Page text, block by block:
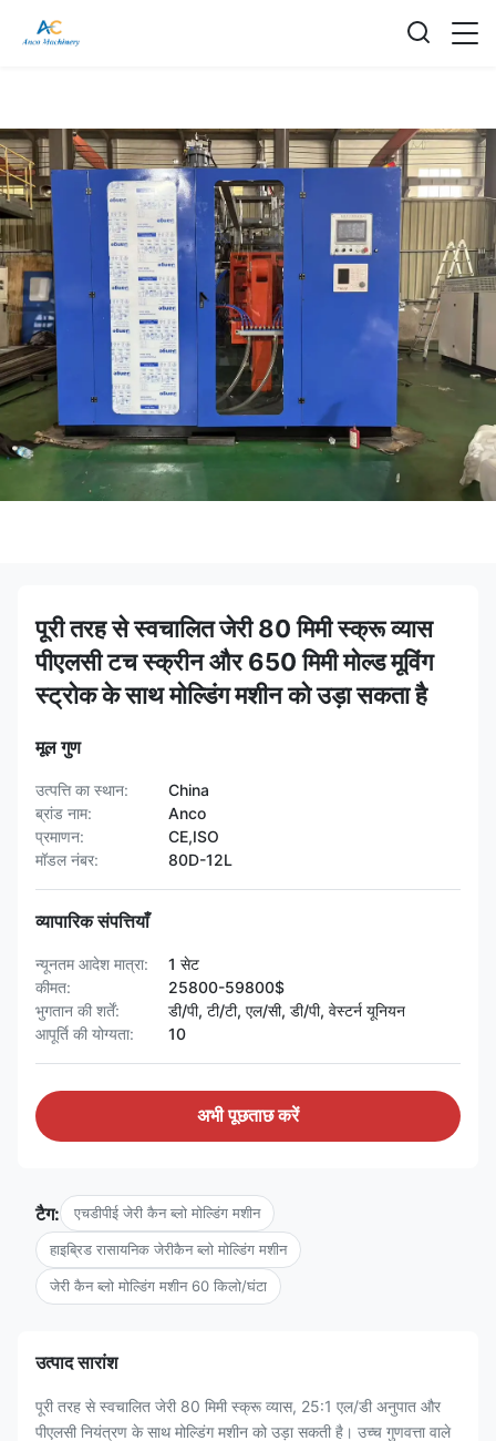
पूरी तरह से स्वचालित जेरी 80 मिमी स्क्रू व्यास
पीएलसी टच स्क्रीन और 650 मिमी मोल्ड मूविंग
स्ट्रोक के साथ मोल्डिंग मशीन को उड़ा सकता है
मूल गुण
उत्पत्ति का स्थान:
China
ब्रांड नाम:
Anco
प्रमाणन:
CE,ISO
मॉडल नंबर:
80D-12L
व्यापारिक संपत्तियाँ
न्यूनतम आदेश मात्रा:
1 सेट
कीमत:
25800-59800$
भुगतान की शर्तें:
डी/पी, टी/टी, एल/सी, डी/पी, वेस्टर्न यूनियन
आपूर्ति की योग्यता:
10
अभी पूछताछ करें
टैग: एचडीपीई जेरी कैन ब्लो मोल्डिंग मशीन
हाइब्रिड रासायनिक जेरीकैन ब्लो मोल्डिंग मशीन
जेरी कैन ब्लो मोल्डिंग मशीन 60 किलो/घंटा
उत्पाद सारांश
पूरी तरह से स्वचालित जेरी 80 मिमी स्क्रू व्यास, 25:1 एल/डी अनुपात और
पीएलसी नियंत्रण के साथ मोल्डिंग मशीन को उड़ा सकती है। उच्च गुणवत्ता वाले